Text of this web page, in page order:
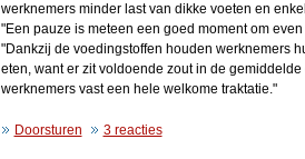
werknemers minder last van dikke voeten en
"Een pauze is meteen een goed moment om
"Dankzij de voedingstoffen houden werknemers
eten, want er zit voldoende zout in de
werknemers vast een hele welkome traktatie."
Doorsturen 3 reacties